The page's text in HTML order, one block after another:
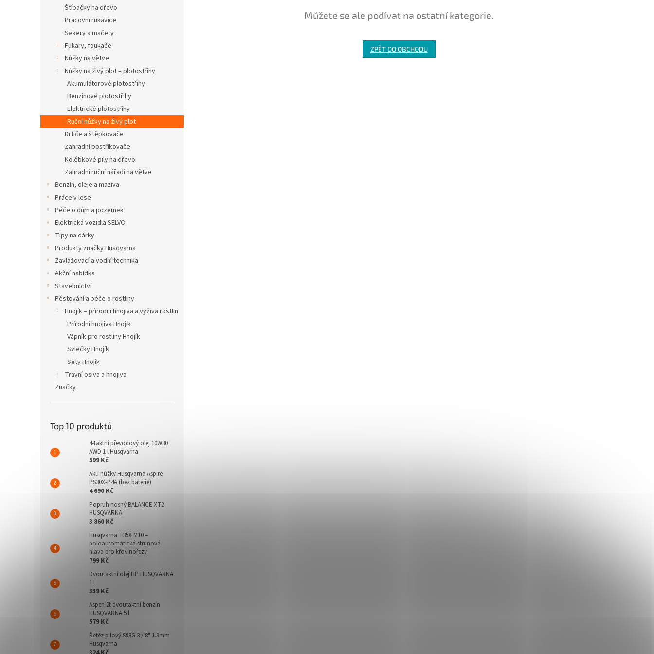
Štípačky na dřevo
Pracovní rukavice
Sekery a mačety
Fukary, foukače
Nůžky na větve
Nůžky na živý plot – plotostřihy
Akumulátorové plotostřihy
Benzínové plotostřihy
Elektrické plotostřihy
Ruční nůžky na živý plot
Drtiče a štěpkovače
Zahradní postřikovače
Kolébkové pily na dřevo
Zahradní ruční nářadí na větve
Benzín, oleje a maziva
Práce v lese
Péče o dům a pozemek
Elektrická vozidla SELVO
Tipy na dárky
Produkty značky Husqvarna
Zavlažovací a vodní technika
Akční nabídka
Stavebnictví
Pěstování a péče o rostliny
Hnojík – přírodní hnojiva a výživa rostlin
Přírodní hnojiva Hnojík
Vápník pro rostliny Hnojík
Svlečky Hnojík
Sety Hnojík
Travní osiva a hnojiva
Značky
Top 10 produktů
4-taktní převodový olej 10W30
AWD 1 l Husqvarna
599 Kč
Aku nůžky Husqvarna Aspire
PS30X-P4A (bez baterie)
4 690 Kč
Popruh nosný BALANCE XT2
HUSQVARNA
3 860 Kč
Husqvarna T35X M10 –
poloautomatická strunová
hlava pro křovinořezy
799 Kč
Dvoutaktní olej HP HUSQVARNA
1 l
339 Kč
Aspen 2t dvoutaktní benzín
HUSQVARNA 5 l
579 Kč
Řetěz pilový S93G 3 / 8" 1.3mm
Husqvarna
Můžete se ale podívat na ostatní kategorie.
ZPĚT DO OBCHODU